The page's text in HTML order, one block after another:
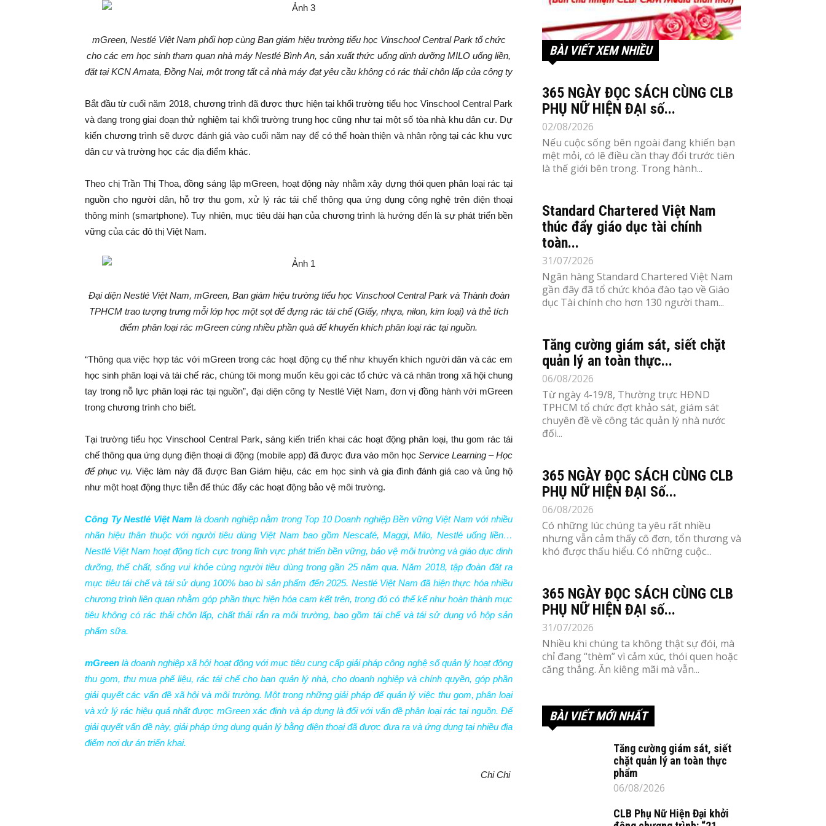
mGreen, Nestlé Việt Nam phối hợp cùng Ban giám hiệu trường tiểu học Vinschool Central Park tổ chức
cho các em học sinh tham quan nhà máy Nestlé Bình An, sản xuất thức uống dinh dưỡng MILO uống liền,
đặt tại KCN Amata, Đồng Nai, một trong tất cả nhà máy đạt yêu cầu không có rác thải chôn lấp của công ty
Bắt đầu từ cuối năm 2018, chương trình đã được thực hiện tại khối trường tiểu học Vinschool Central Park
và đang trong giai đoạn thử nghiệm tại khối trường trung học cũng như tại một số tòa nhà khu dân cư. Dự
kiến chương trình sẽ được đánh giá vào cuối năm nay để có thể hoàn thiện và nhân rộng tại các khu vực
dân cư và trường học các địa điểm khác.
Theo chị Trần Thị Thoa, đồng sáng lập mGreen, hoạt động này nhằm xây dựng thói quen phân loại rác tại
nguồn cho người dân, hỗ trợ thu gom, xử lý rác tái chế thông qua ứng dụng công nghệ trên điện thoại
thông minh (smartphone). Tuy nhiên, mục tiêu dài hạn của chương trình là hướng đến là sự phát triển bền
vững của các đô thị Việt Nam.
Đại diện Nestlé Việt Nam, mGreen, Ban giám hiệu trường tiểu học Vinschool Central Park và Thành đoàn
TPHCM trao tượng trưng mỗi lớp học một sọt để đựng rác tái chế (Giấy, nhựa, nilon, kim loại) và thẻ tích
điểm phân loại rác mGreen cùng nhiều phần quà để khuyến khích phân loại rác tại nguồn.
“Thông qua việc hợp tác với mGreen trong các hoạt động cụ thể như khuyến khích người dân và các em
học sinh phân loại và tái chế rác, chúng tôi mong muốn kêu gọi các tổ chức và cá nhân trong xã hội chung
tay trong nỗ lực phân loại rác tại nguồn”, đại diện công ty Nestlé Việt Nam, đơn vị đồng hành với mGreen
trong chương trình cho biết.
Tại trường tiểu học Vinschool Central Park, sáng kiến triển khai các hoạt động phân loại, thu gom rác tái
chế thông qua ứng dụng điện thoại di động (mobile app) đã được đưa vào môn học Service Learning –Học
để phục vụ. Việc làm này đã được Ban Giám hiệu, các em học sinh và gia đình đánh giá cao và ủng hộ
như một hoạt động thực tiễn để thúc đẩy các hoạt động bảo vệ môi trường.
Công Ty Nestlé Việt Nam là doanh nghiệp nằm trong Top 10 Doanh nghiệp Bền vững Việt Nam với nhiều
nhãn hiệu thân thuộc với người tiêu dùng Việt Nam bao gồm Nescafé, Maggi, Milo, Nestlé uống liền…
Nestlé Việt Nam hoạt động tích cực trong lĩnh vực phát triển bền vững, bảo vệ môi trường và giáo dục dinh
dưỡng, thể chất, sống vui khỏe cùng người tiêu dùng trong gần 25 năm qua. Năm 2018, tập đoàn đăt ra
mục tiêu tái chế và tái sử dụng 100% bao bì sản phẩm đến 2025. Nestlé Việt Nam đã hiện thực hóa nhiều
chương trình liên quan nhằm góp phần thực hiện hóa cam kết trên, trong đó có thể kể như hoàn thành mục
tiêu không có rác thải chôn lấp, chất thải rắn ra môi trường, bao gồm tái chế và tái sử dụng vỏ hộp sản
phẩm sữa.
mGreenlà doanh nghiệp xã hội hoạt động với mục tiêu cung cấp giải pháp công nghệ số quản lý hoạt động
thu gom, thu mua phế liệu, rác tái chế cho ban quản lý nhà, cho doanh nghiệp và chính quyền, góp phần
giải quyết các vấn đề xã hội và môi trường. Một trong những giải pháp để quản lý việc thu gom, phân loại
và xử lý rác hiệu quả nhất được mGreen xác định và áp dụng là đối với vấn đề phân loại rác tại nguồn. Để
giải quyết vấn đề này, giải pháp ứng dụng quản lý bằng điện thoại đã được đưa ra và ứng dụng tại nhiều địa
điểm nơi dự án triển khai.
Chi Chi
BÀI VIẾT XEM NHIỀU
365 NGÀY ĐỌC SÁCH CÙNG CLB
PHỤ NỮ HIỆN ĐẠI số...
02/08/2026
Nếu cuộc sống bên ngoài đang khiến bạn
mệt mỏi, có lẽ điều cần thay đổi trước tiên
là thế giới bên trong. Trong hành...
Standard Chartered Việt Nam
thúc đẩy giáo dục tài chính
toàn...
31/07/2026
Ngân hàng Standard Chartered Việt Nam
gần đây đã tổ chức khóa đào tạo về Giáo
dục Tài chính cho hơn 130 người tham...
Tăng cường giám sát, siết chặt
quản lý an toàn thực...
06/08/2026
Từ ngày 4-19/8, Thường trực HĐND
TPHCM tổ chức đợt khảo sát, giám sát
chuyên đề về công tác quản lý nhà nước
đối...
365 NGÀY ĐỌC SÁCH CÙNG CLB
PHỤ NỮ HIỆN ĐẠI Số...
06/08/2026
Có những lúc chúng ta yêu rất nhiều
nhưng vẫn cảm thấy cô đơn, tổn thương và
khó được thấu hiểu. Có những cuộc...
365 NGÀY ĐỌC SÁCH CÙNG CLB
PHỤ NỮ HIỆN ĐẠI số...
31/07/2026
Nhiều khi chúng ta không thật sự đói, mà
chỉ đang “thèm” vì cảm xúc, thói quen hoặc
căng thẳng. Ăn kiêng mãi mà vẫn...
BÀI VIẾT MỚI NHẤT
Tăng cường giám sát, siết
chặt quản lý an toàn thực
phẩm
06/08/2026
CLB Phụ Nữ Hiện Đại khởi